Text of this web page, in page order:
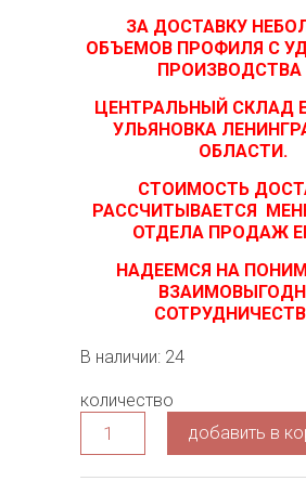
ЗА ДОСТАВКУ
ОБЪЕМОВ ПРОФИЛЯ С
ПРОИЗВОДСТВА
ЦЕНТРАЛЬНЫЙ СКЛАД
УЛЬЯНОВКА
ОБЛАСТИ.
СТОИМОСТЬ
РАССЧИТЫВАЕТСЯ
ОТДЕЛА ПРОДАЖ
НАДЕЕМСЯ НА
В наличии: 24
количество
добавить в